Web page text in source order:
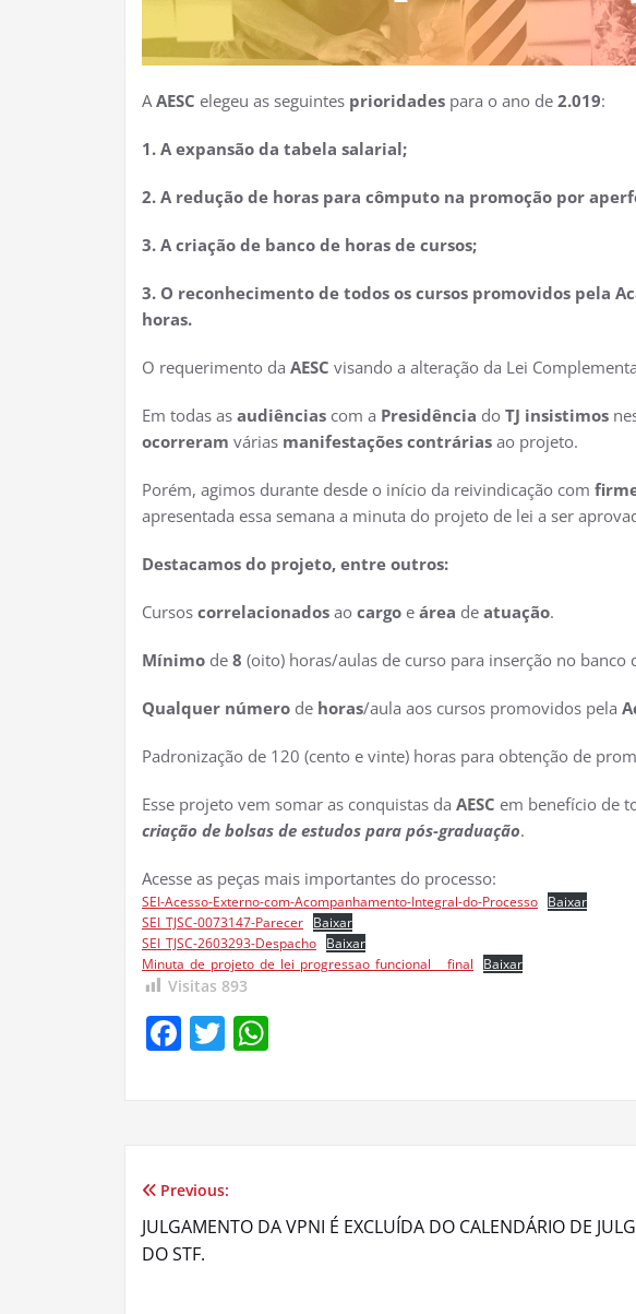
AAESC elegeu as seguintes prioridades para o ano de 2.019:
1. A expansão da tabela salarial;
2. A redução de horas para cômputo na promoção por
3. A criação de banco de horas de cursos;
3. O reconhecimento de todos os cursos promovidos pela
horas.
O requerimento da AESC visando a alteração da Lei
Em todas as audiências com a Presidência do TJ insistimos
ocorreram várias manifestações contrárias ao projeto.
Porém, agimos durante desde o início da reivindicação com
apresentada essa semana a minuta do projeto de lei a ser
Destacamos do projeto, entre outros:
Cursos correlacionados ao cargo e área de atuação.
Mínimo de 8 (oito) horas/aulas de curso para inserção no banco
Qualquer número de horas/aula aos cursos promovidos pela
Padronização de 120 (cento e vinte) horas para obtenção de
Esse projeto vem somar as conquistas da AESC em benefício de
criação de bolsas de estudos para pós-graduação.
Acesse as peças mais importantes do processo:
SEI-Acesso-Externo-com-Acompanhamento-Integral-do-Processo Baixar
SEI_TJSC-0073147-Parecer Baixar
SEI_TJSC-2603293-Despacho Baixar
Minuta_de_projeto_de_lei_progressao_funcional___final
Baixar
Visitas 893
Facebook
Twitter
Navegação
de
Previous:
JULGAMENTO DA VPNI É EXCLUÍDA DO CALENDÁRIO DE
DO STF.